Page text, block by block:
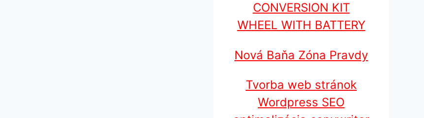
CONVERSION KIT
WHEEL WITH BATTERY
Nová Baňa Zóna Pravdy
Tvorba web stránok
Wordpress SEO